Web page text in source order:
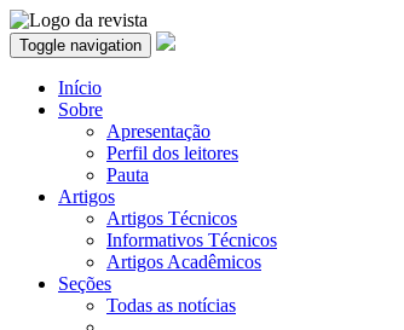
Toggle navigation
Início
Sobre
Apresentação
Perfil dos leitores
Pauta
Artigos
Artigos Técnicos
Informativos Técnicos
Artigos Acadêmicos
Seções
Todas as notícias